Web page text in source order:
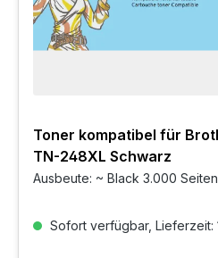
Toner kompatibel für
TN-248XL Schwarz
Ausbeute: ~ Black 3.000 Seiten
Sofort verfügbar, Lieferzeit: